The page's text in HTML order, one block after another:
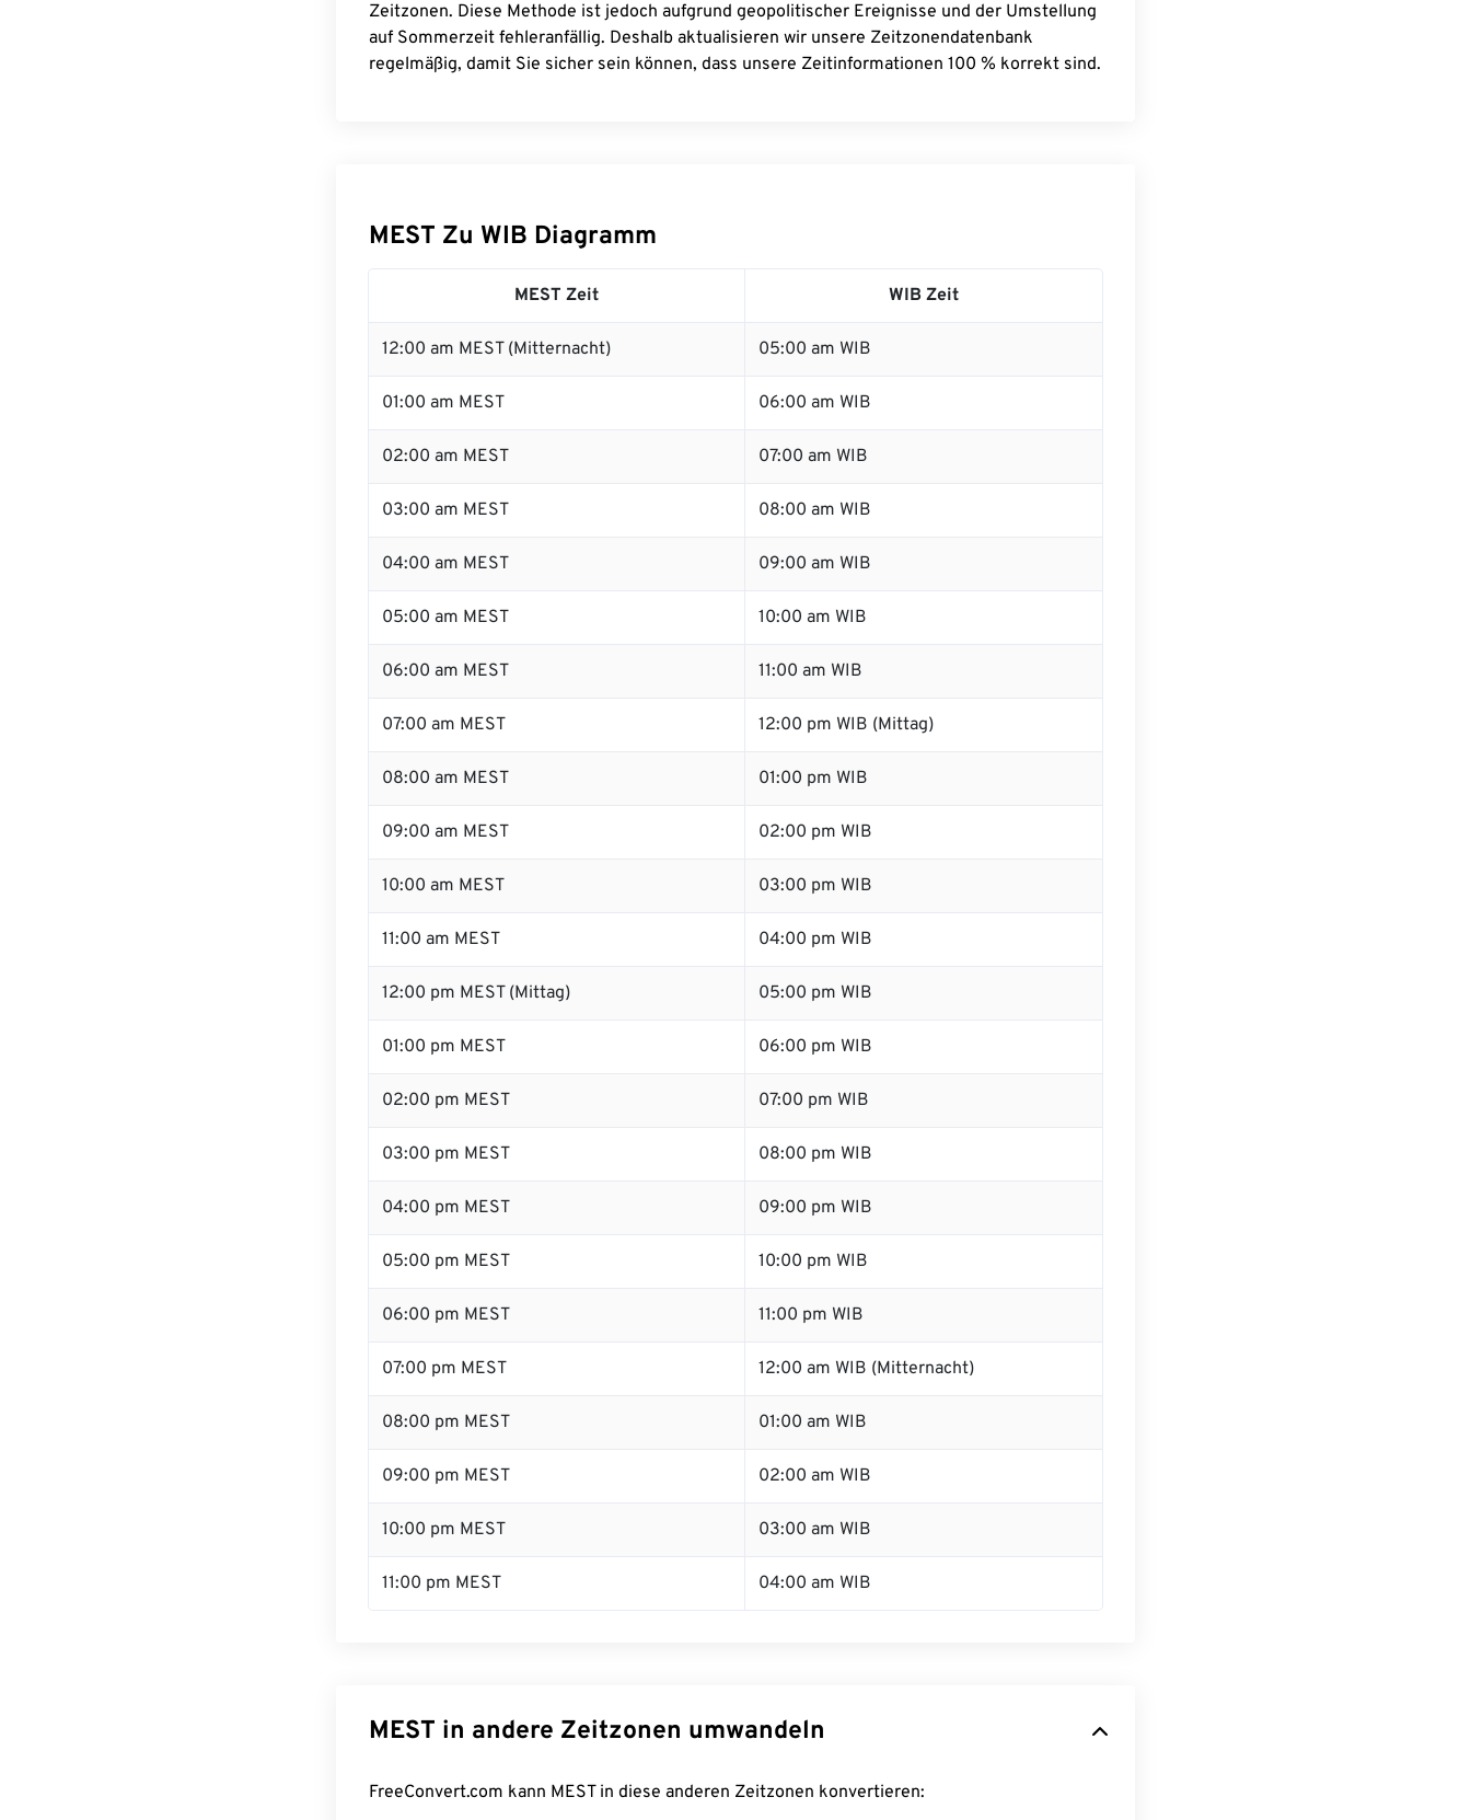
Zeitzonen. Diese Methode ist jedoch aufgrund geopolitischer Ereignisse und der Umstellung
auf Sommerzeit fehleranfällig. Deshalb aktualisieren wir unsere Zeitzonendatenbank
regelmäßig, damit Sie sicher sein können, dass unsere Zeitinformationen 100 % korrekt sind.
MEST Zu WIB Diagramm
MEST Zeit WIB Zeit
12:00 am MEST (Mitternacht) 05:00 am WIB
01:00 am MEST 06:00 am WIB
02:00 am MEST 07:00 am WIB
03:00 am MEST 08:00 am WIB
04:00 am MEST 09:00 am WIB
05:00 am MEST 10:00 am WIB
06:00 am MEST 11:00 am WIB
07:00 am MEST 12:00 pm WIB (Mittag)
08:00 am MEST 01:00 pm WIB
09:00 am MEST 02:00 pm WIB
10:00 am MEST 03:00 pm WIB
11:00 am MEST 04:00 pm WIB
12:00 pm MEST (Mittag) 05:00 pm WIB
01:00 pm MEST 06:00 pm WIB
02:00 pm MEST 07:00 pm WIB
03:00 pm MEST 08:00 pm WIB
04:00 pm MEST 09:00 pm WIB
05:00 pm MEST 10:00 pm WIB
06:00 pm MEST 11:00 pm WIB
07:00 pm MEST 12:00 am WIB (Mitternacht)
08:00 pm MEST 01:00 am WIB
09:00 pm MEST 02:00 am WIB
10:00 pm MEST 03:00 am WIB
11:00 pm MEST 04:00 am WIB
MEST in andere Zeitzonen umwandeln
FreeConvert.com kann MEST in diese anderen Zeitzonen konvertieren: